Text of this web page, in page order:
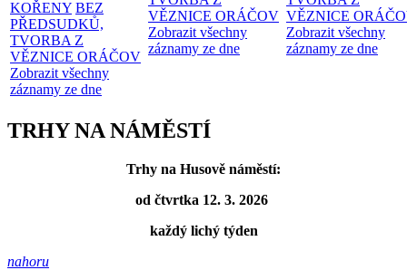
KOŘENY BEZ
PŘEDSUDKŮ,
TVORBA Z
VĚZNICE ORÁČOV
Zobrazit všechny
záznamy ze dne
VĚZNICE ORÁČOV
Zobrazit všechny
záznamy ze dne
VĚZNICE
Zobrazit všechny
záznamy ze dne
TRHY NA NÁMĚSTÍ
Trhy na Husově náměstí:
od čtvrtka 12. 3. 2026
každý lichý týden
nahoru